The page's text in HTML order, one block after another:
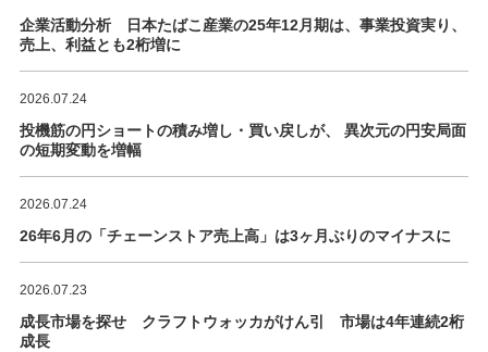
企業活動分析 日本たばこ産業の25年12月期は、事業投資実り、
売上、利益とも2桁増に
2026.07.24
投機筋の円ショートの積み増し・買い戻しが、 異次元の円安局面
の短期変動を増幅
2026.07.24
26年6月の「チェーンストア売上高」は3ヶ月ぶりのマイナスに
2026.07.23
成長市場を探せ クラフトウォッカがけん引 市場は4年連続2桁
成長